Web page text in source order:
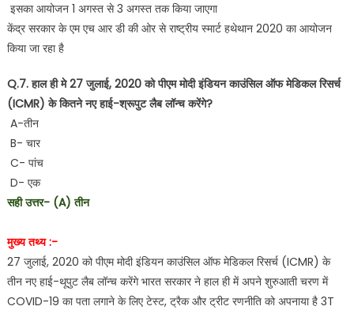
इसका आयोजन 1 अगस्त से 3 अगस्त तक किया जाएगा
केंद्र सरकार के एम एच आर डी की ओर से राष्ट्रीय स्मार्ट हथेथान 2020 का आयोजन
किया जा रहा है
Q.7. हाल ही मे 27 जुलाई, 2020 को पीएम मोदी इंडियन काउंसिल ऑफ मेडिकल रिसर्च
(ICMR) के कितने नए हाई-श्रूपुट लैब लॉन्च करेंगे?
A-तीन
B- चार
C- पांच
D- एक
सही उत्तर- (A) तीन
मुख्य तथ्य :-
27 जुलाई, 2020 को पीएम मोदी इंडियन काउंसिल ऑफ मेडिकल रिसर्च (ICMR) के
तीन नए हाई-थूपुट लैब लॉन्च करेंगे भारत सरकार ने हाल ही में अपने शुरुआती चरण में
COVID-19 का पता लगाने के लिए टेस्ट, ट्रैक और ट्रीट रणनीति को अपनाया है 3T